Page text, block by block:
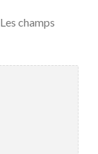
Les champs